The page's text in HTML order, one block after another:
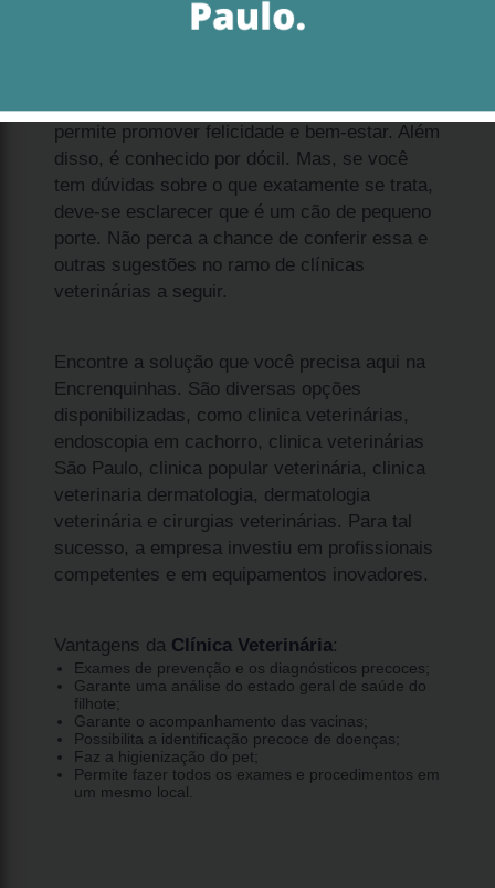
permite promover felicidade e bem-estar. Além
disso, é conhecido por dócil. Mas, se você
tem dúvidas sobre o que exatamente se trata,
deve-se esclarecer que é um cão de pequeno
porte. Não perca a chance de conferir essa e
outras sugestões no ramo de clínicas
veterinárias a seguir.
Encontre a solução que você precisa aqui na
Encrenquinhas. São diversas opções
disponibilizadas, como clinica veterinárias,
endoscopia em cachorro, clinica veterinárias
São Paulo, clinica popular veterinária, clinica
veterinaria dermatologia, dermatologia
veterinária e cirurgias veterinárias. Para tal
sucesso, a empresa investiu em profissionais
competentes e em equipamentos inovadores.
Vantagens da Clínica Veterinária:
Exames de prevenção e os diagnósticos precoces;
Garante uma análise do estado geral de saúde do
filhote;
Garante o acompanhamento das vacinas;
Possibilita a identificação precoce de doenças;
Faz a higienização do pet;
Permite fazer todos os exames e procedimentos em
um mesmo local.